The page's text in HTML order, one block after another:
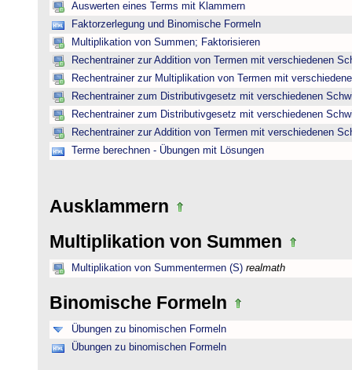
Auswerten eines Terms mit Klammern
Faktorzerlegung und Binomische Formeln
Multiplikation von Summen; Faktorisieren
Rechentrainer zur Addition von Termen mit verschiedenen
Rechentrainer zur Multiplikation von Termen mit
Rechentrainer zum Distributivgesetz mit verschiedenen
Rechentrainer zum Distributivgesetz mit verschiedenen
Rechentrainer zur Addition von Termen mit verschiedenen
Terme berechnen - Übungen mit Lösungen
Ausklammern
Multiplikation von Summen
Multiplikation von Summentermen (S) realmath
Binomische Formeln
Übungen zu binomischen Formeln
Übungen zu binomischen Formeln